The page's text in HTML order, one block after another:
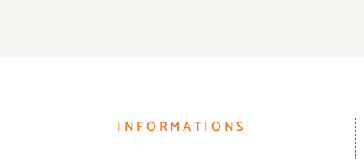
INFORMATIONS